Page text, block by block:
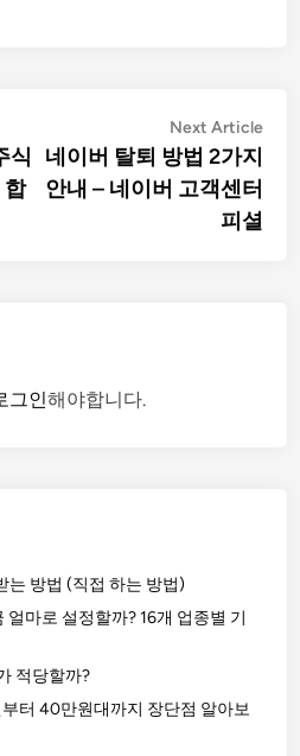
식
합
Next Article
네이버 탈퇴 방법 2가지
안내 – 네이버 고객센터
피셜
그인해야합니다.
는 방법 (직접 하는 방법)
얼마로 설정할까? 16개 업종별 기
적당할까?
터 40만원대까지 장단점 알아보